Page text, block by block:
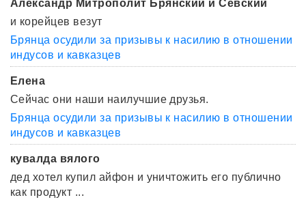
Александр Митрополит Брянский и Севский
и корейцев везут
Брянца осудили за призывы к насилию в отношении
индусов и кавказцев
Елена
Сейчас они наши наилучшие друзья.
Брянца осудили за призывы к насилию в отношении
индусов и кавказцев
кувалда вялого
дед хотел купил айфон и уничтожить его публично
как продукт ...